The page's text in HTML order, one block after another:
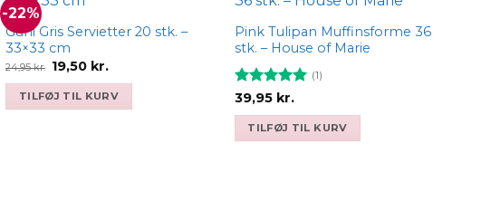
-22%
wishlist
Gurli Gris Servietter 20 stk. –
33×33 cm
24,95kr. Den
oprindelige
pris
var:
19,50 kr.Den
pris
er:
TILFØJ TIL KURV
wishlist
Pink Tulipan Muffinsforme 36
stk. – House of Marie
Vurderet
(1)
39,95 kr.
TILFØJ TIL KURV